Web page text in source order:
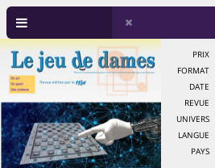
PRIX
FORMAT
DATE
REVUE
UNIVERS
LANGUE
PAYS